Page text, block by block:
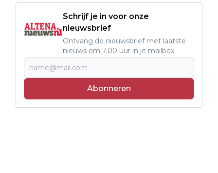
Schrijf je in voor onze
nieuwsbrief
Ontvang de nieuwsbrief met laatste
nieuws om 7.00 uur in je mailbox.
Abonneren